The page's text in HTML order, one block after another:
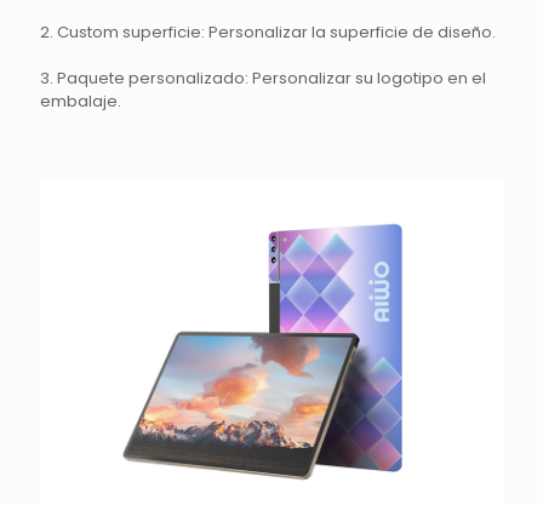
2. Custom superficie: Personalizar la superficie de diseño.
3. Paquete personalizado: Personalizar su logotipo en el
embalaje.